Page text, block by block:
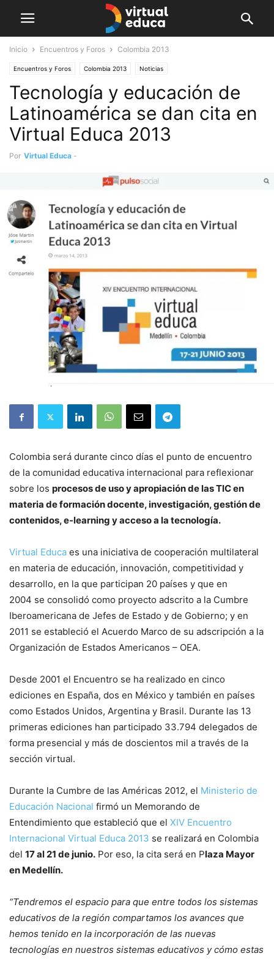
Inicio Encuentros y Foros Colombia 2013
Encuentros y Foros Colombia 2013 Noticias
Tecnología y educación de
Latinoamérica se dan cita en
Virtual Educa 2013
Por Virtual Educa -
Colombia será durante cinco días el punto de encuentro
de la comunidad educativa internacional para reflexionar
sobre los procesos de uso y apropiación de las TIC en
materia de formación docente, investigación, gestión de
contenidos, e-learning y acceso a la tecnología.
Virtual Educa es una iniciativa de cooperación multilateral
en materia de educación, innovación, competitividad y
desarrollo, en la que participan 20 países y que en
2004 se consolidó como proyecto adscrito a la Cumbre
Iberoamericana de Jefes de Estado y de Gobierno; y en
2011 se estableció el Acuerdo Marco de su adscripción a la
Organización de Estados Americanos – OEA.
Desde 2001 el Encuentro se ha realizado en cinco
ediciones en España, dos en México y también en países
como Estados Unidos, Argentina y Brasil. Durante las 13
primeras ediciones han participado 33.794 delegados de
forma presencial y más de doscientos mil a través de la
sección virtual.
Durante la Cumbre de las Américas 2012, el Ministerio de
Educación Nacional firmó un Memorando de
Entendimiento que estableció que el XIV Encuentro
Internacional Virtual Educa 2013 se realizará en Colombia
del 17 al 21 de junio. Por eso, la cita será en Plaza Mayor
en Medellín.
“Tendremos el espacio para que entre todos los sistemas
educativos de la región compartamos los avances que
hemos tenido en la incorporación de las nuevas
tecnologías en nuestros sistemas educativos y cómo estas